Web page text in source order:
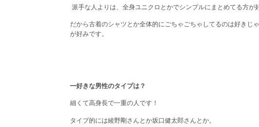
派手な人よりは、全身ユニクロとかでシンプルにまとめてる方が
だから古着のシャツとか全体的にごちゃごちゃしてるのは好きじ
が好みです。
━好きな男性のタイプは？
細くて高身長で一重の人です！
タイプ的には綾野剛さんとか坂口健太郎さんとか。